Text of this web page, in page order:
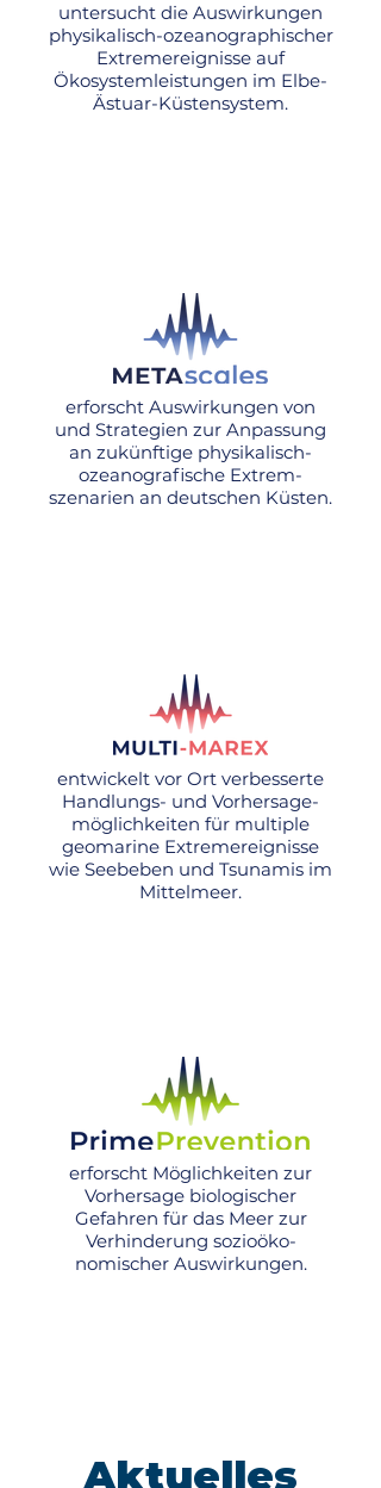
untersucht die Auswirkungen
physikalisch-ozeanographischer
Extremereignisse auf
Ökosystemleistungen im Elbe-
Ästuar-Küstensystem.
erforscht Auswirkungen von
und Strategien zur Anpassung
an zukünftige physikalisch-
ozeanografische Extrem-
szenarien an deutschen Küsten.
entwickelt vor Ort verbesserte
Handlungs- und Vorhersage-
möglichkeiten für multiple
geomarine Extremereignisse
wie Seebeben und Tsunamis im
Mittelmeer.
erforscht Möglichkeiten zur
Vorhersage biologischer
Gefahren für das Meer zur
Verhinderung sozioöko-
nomischer Auswirkungen.
Aktuelles